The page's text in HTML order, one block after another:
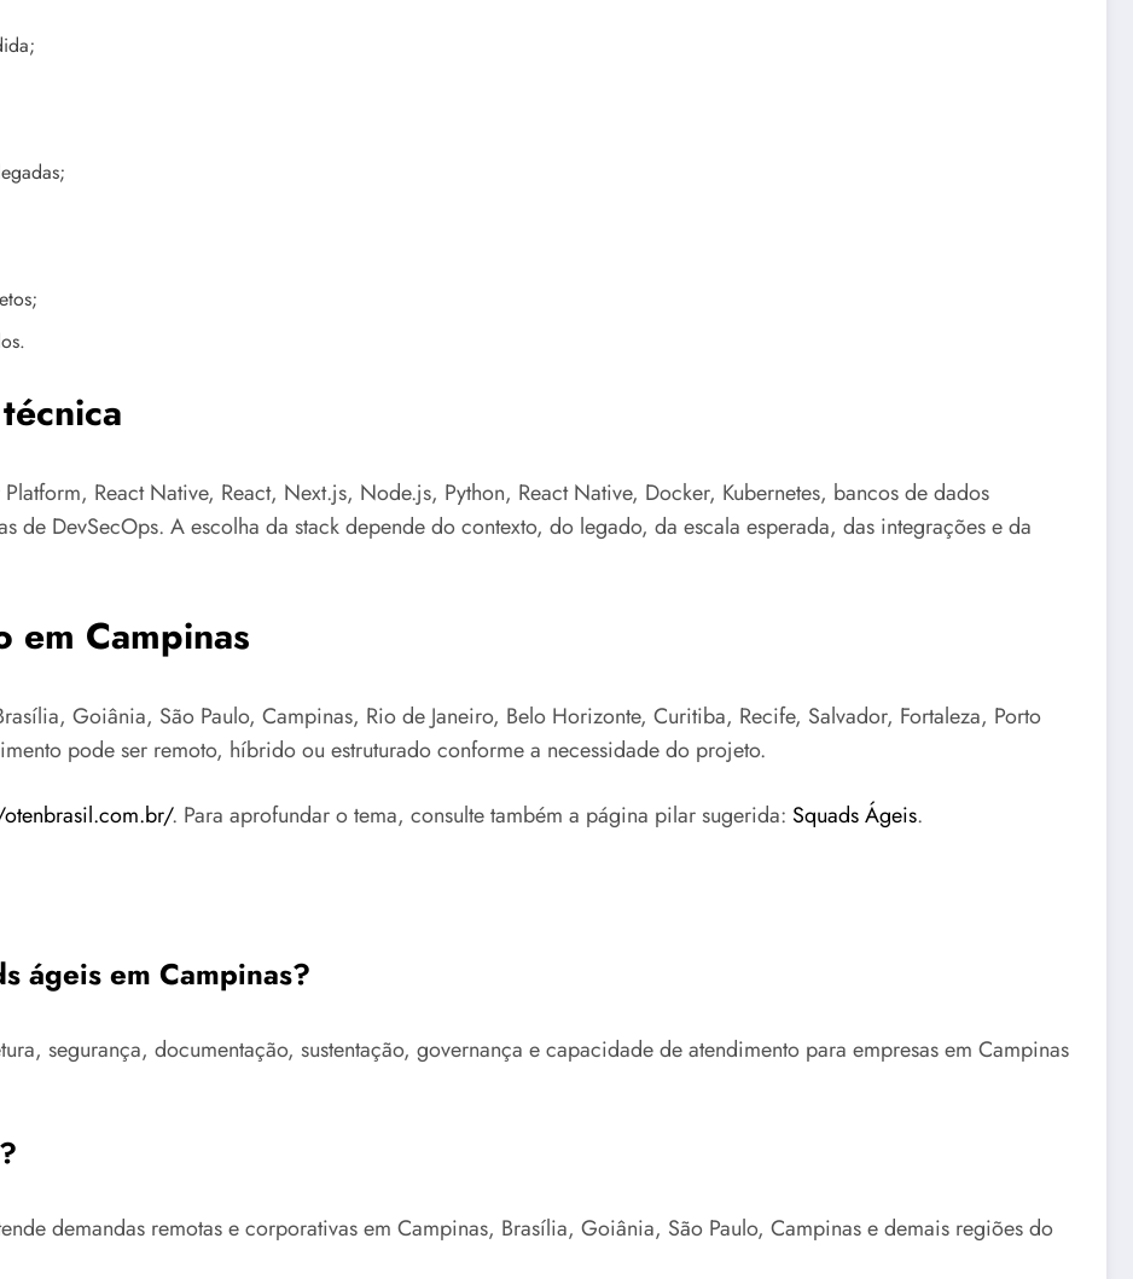
React Native, React, Next.js, Node.js, Python, React Native, Docker, Kubernetes, bancos de dados
de DevSecOps. A escolha da stack depende do contexto, do legado, da escala esperada, das integrações e da
em Campinas
Goiânia, São Paulo, Campinas, Rio de Janeiro, Belo Horizonte, Curitiba, Recife, Salvador, Fortaleza, Porto
pode ser remoto, híbrido ou estruturado conforme a necessidade do projeto.
. Para aprofundar o tema, consulte também a página pilar sugerida: Squads Ágeis.
ágeis em Campinas?
segurança, documentação, sustentação, governança e capacidade de atendimento para empresas em Campinas
demandas remotas e corporativas em Campinas, Brasília, Goiânia, São Paulo, Campinas e demais regiões do